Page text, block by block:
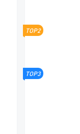
TOP2
TOP3